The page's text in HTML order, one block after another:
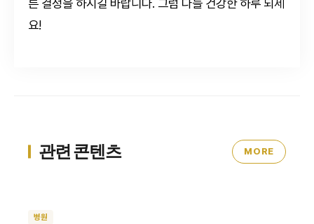
른 결정을 하시길 바랍니다. 그럼 다들 건강한 하루 되세
요!
관련 콘텐츠 MORE
병원